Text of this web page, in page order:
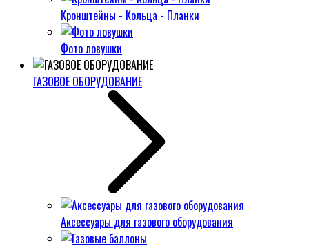
Кронштейны - Кольца - Планки
Фото ловушки
ГАЗОВОЕ ОБОРУДОВАНИЕ
Аксессуары для газового оборудования